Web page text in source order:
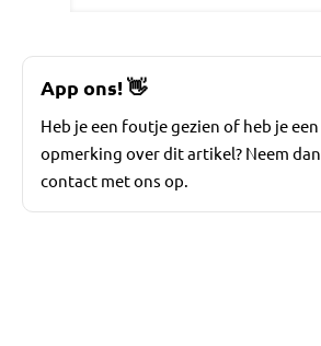
App ons!👋
Heb je een foutje gezien of heb je een
opmerking over dit artikel? Neem dan
contact met ons op.